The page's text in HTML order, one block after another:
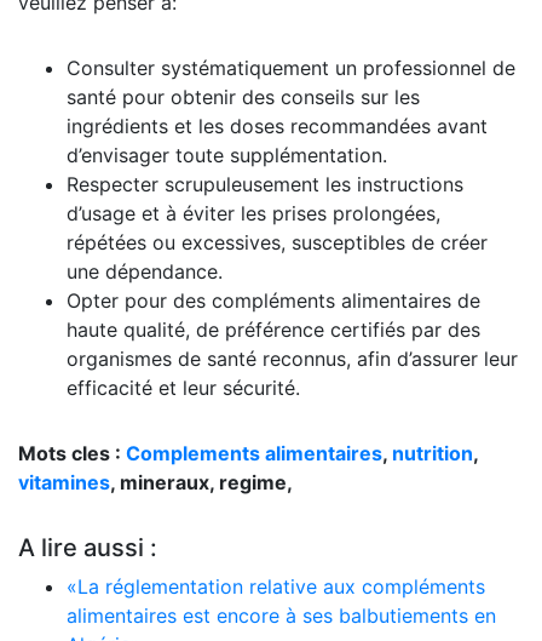
Consulter systématiquement un professionnel de
santé pour obtenir des conseils sur les
ingrédients et les doses recommandées avant
d’envisager toute supplémentation.
Respecter scrupuleusement les instructions
d’usage et à éviter les prises prolongées,
répétées ou excessives, susceptibles de créer
une dépendance.
Opter pour des compléments alimentaires de
haute qualité, de préférence certifiés par des
organismes de santé reconnus, afin d’assurer leur
efficacité et leur sécurité.
Mots cles : Complements alimentaires, nutrition,
vitamines, mineraux, regime,
A lire aussi :
«La réglementation relative aux compléments
alimentaires est encore à ses balbutiements en